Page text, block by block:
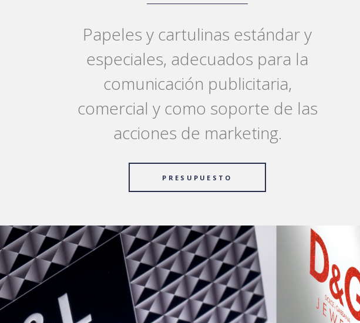
Papeles y cartulinas estándar y
especiales, adecuados para la
comunicación publicitaria,
comercial y como soporte de las
acciones de marketing.
PRESUPUESTO